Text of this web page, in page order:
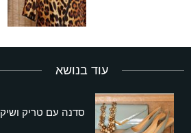
עוד בנושא
סדנה עם טריק ושיק